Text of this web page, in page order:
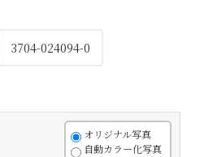
3704-024094-0
オリジナル写真
自動カラー化写真